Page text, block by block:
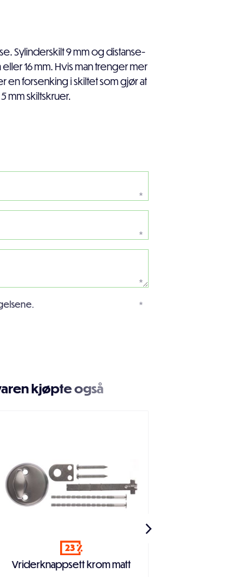
Sylinderskilt 9 mm og distanse-
16 mm. Hvis man trenger mer
en forsenking i skiltet som gjør at
mm skiltskruer.
*
*
*
*
kjøpte også
23
Vriderknappsett krom matt